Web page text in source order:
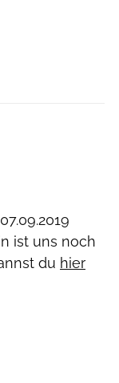
07.09.2019
ist uns noch
du hier